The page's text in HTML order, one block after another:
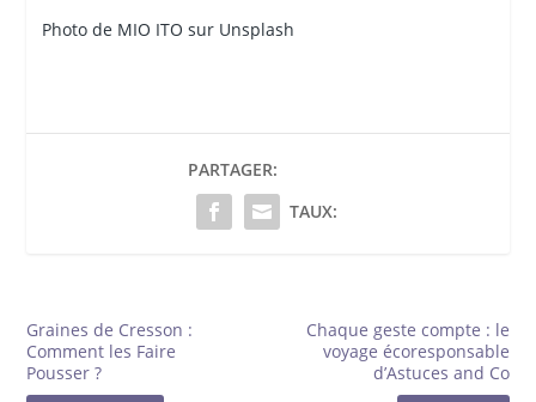
Photo de MIO ITO sur Unsplash
PARTAGER:
TAUX:
Graines de Cresson :
Comment les Faire
Pousser ?
Chaque geste compte : le
voyage écoresponsable
d’Astuces and Co